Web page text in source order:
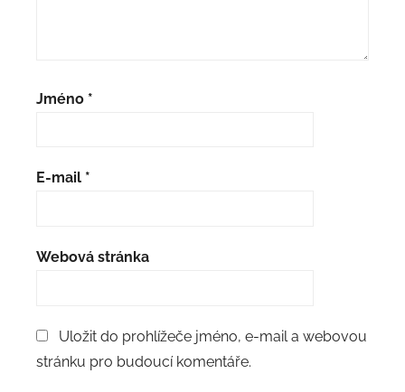
Jméno *
E-mail *
Webová stránka
Uložit do prohlížeče jméno, e-mail a webovou
stránku pro budoucí komentáře.